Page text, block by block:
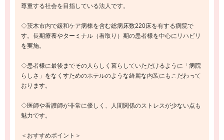
尊重する社会を目指している法人です。
◇茨木市内で緩和ケア病棟を含む総病床数220床を有する病院で
す。長期療養やターミナル（看取り）期の患者様を中心にリハビリ
を実施。
◇患者様に最後までその人らしく暮らしていただけるように「病院
らしさ」をなくすためのホテルのような綺麗な内装にもこだわって
おります。
◇医師や看護師が非常に優しく、人間関係のストレスが少ない点も
魅力です。
＜おすすめポイント＞